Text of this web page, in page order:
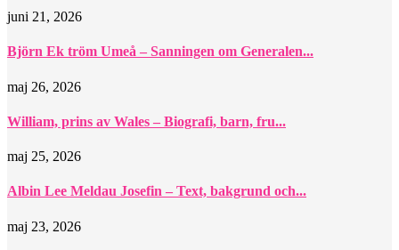
juni 21, 2026
Björn Ek tröm Umeå – Sanningen om Generalen...
maj 26, 2026
William, prins av Wales – Biografi, barn, fru...
maj 25, 2026
Albin Lee Meldau Josefin – Text, bakgrund och...
maj 23, 2026